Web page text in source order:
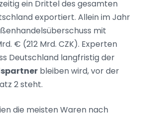
ein Drittel des gesamten
exportiert. Allein im Jahr
mit
€ (212 Mrd. CZK). Experten
Deutschland langfristig der
bleiben wird, vor der
2 steht.
die meisten Waren nach